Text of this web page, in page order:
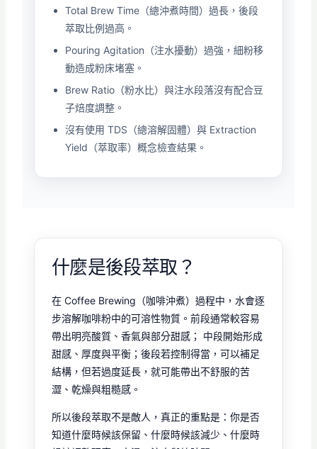
Total Brew Time（總沖煮時間）過長，後段
萃取比例過高。
Pouring Agitation（注水擾動）過強，細粉移
動造成粉床堵塞。
Brew Ratio（粉水比）與注水段落沒有配合豆
子焙度調整。
沒有使用 TDS（總溶解固體）與 Extraction
Yield（萃取率）概念檢查結果。
什麼是後段萃取？
在 Coffee Brewing（咖啡沖煮）過程中，水會逐
步溶解咖啡粉中的可溶性物質。前段通常較容易
帶出明亮酸質、香氣與部分甜感； 中段開始形成
甜感、厚度與平衡；後段若控制得當，可以補足
結構，但若過度延長，就可能帶出不舒服的苦
澀、乾燥與粗糙感。
所以後段萃取不是敵人，真正的重點是：你是否
知道什麼時候該保留、什麼時候該減少、什麼時